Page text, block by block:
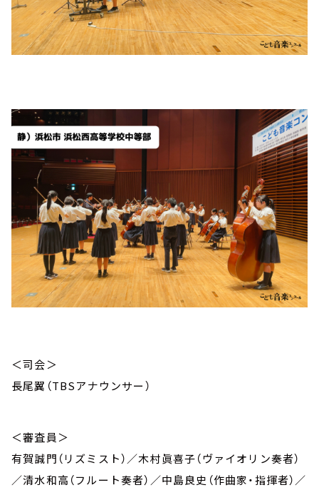
＜司会＞
長尾翼（TBSアナウンサー）
＜審査員＞
有賀誠門（リズミスト）／木村眞喜子（ヴァイオリン奏者）
／清水和高（フルート奏者）／中島良史（作曲家・指揮者）／